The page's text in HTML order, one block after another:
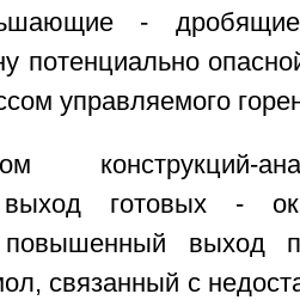
-
потенциально
управляемого
конструкций-
готовых -
выход
связанный с